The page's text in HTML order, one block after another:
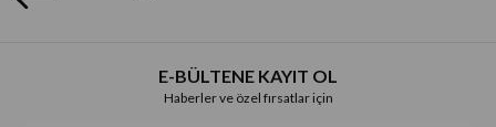
E-BÜLTENE KAYIT OL
Haberler ve özel fırsatlar için